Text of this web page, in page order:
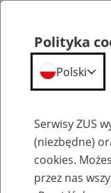
Polityka
Polski
Serwisy ZUS
(niezbędne)
cookies.
przez nas